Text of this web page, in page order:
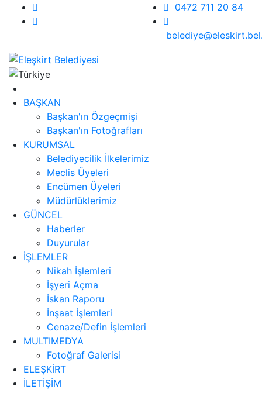
0472 711 20 84
BAŞKAN
Başkan'ın Özgeçmişi
Başkan'ın Fotoğrafları
KURUMSAL
Belediyecilik İlkelerimiz
Meclis Üyeleri
Encümen Üyeleri
Müdürlüklerimiz
GÜNCEL
Haberler
Duyurular
İŞLEMLER
Nikah İşlemleri
İşyeri Açma
İskan Raporu
İnşaat İşlemleri
Cenaze/Defin İşlemleri
MULTIMEDYA
Fotoğraf Galerisi
ELEŞKİRT
İLETİŞİM